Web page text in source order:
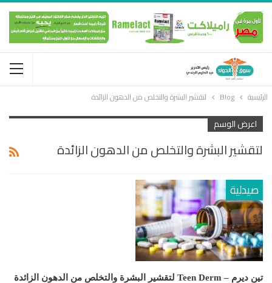
الرئيسية Blog لتقشير البشرة والتخلص من الدهون الزائدة
اعرض الوسم
لتقشير البشرة والتخلص من الدهون الزائدة
صيدلية
تين ديرم – Teen Derm لتقشير البشرة والتخلص من الدهون الزائدة